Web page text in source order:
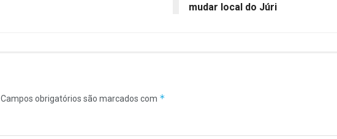
mudar local do Júri
Campos obrigatórios são marcados com *